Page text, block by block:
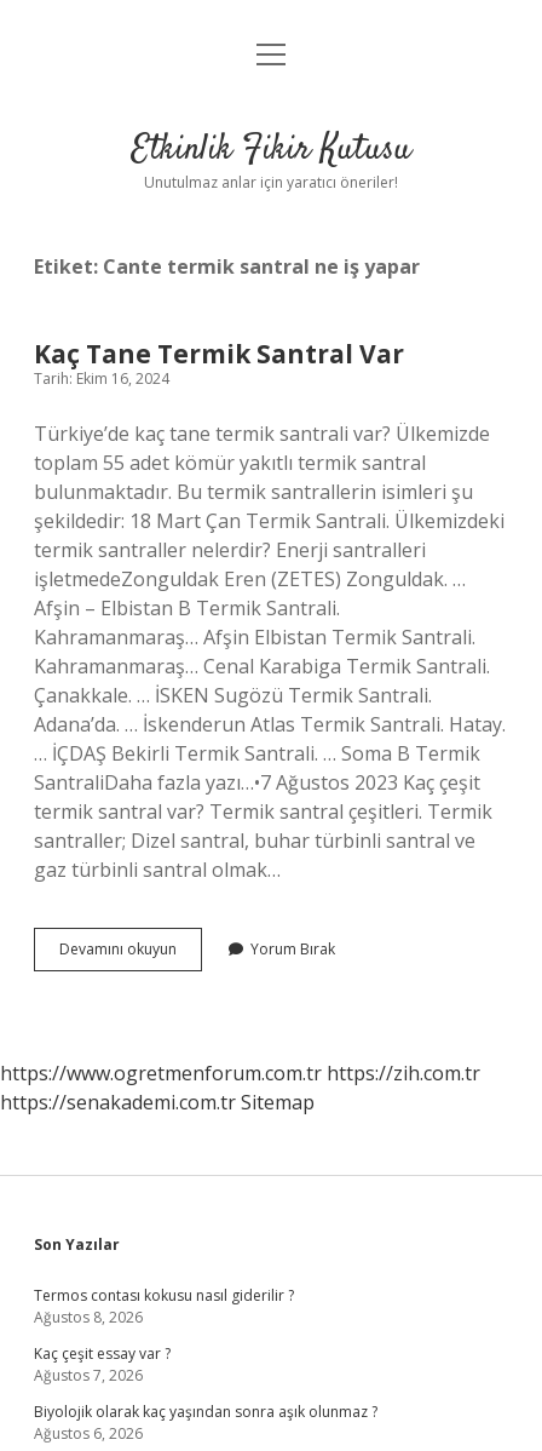
Anasayfa
Yasal Uyarı
menüyü
Etkinlik Fikir Kutusu
Unutulmaz anlar için yaratıcı öneriler!
Etiket: Cante termik santral ne iş yapar
Kaç Tane Termik Santral Var
Tarih: Ekim 16, 2024
Türkiye’de kaç tane termik santrali var? Ülkemizde
toplam 55 adet kömür yakıtlı termik santral
bulunmaktadır. Bu termik santrallerin isimleri şu
şekildedir: 18 Mart Çan Termik Santrali. Ülkemizdeki
termik santraller nelerdir? Enerji santralleri
işletmedeZonguldak Eren (ZETES) Zonguldak. …
Afşin – Elbistan B Termik Santrali.
Kahramanmaraş… Afşin Elbistan Termik Santrali.
Kahramanmaraş… Cenal Karabiga Termik Santrali.
Çanakkale. … İSKEN Sugözü Termik Santrali.
Adana’da. … İskenderun Atlas Termik Santrali. Hatay.
… İÇDAŞ Bekirli Termik Santrali. … Soma B Termik
SantraliDaha fazla yazı…•7 Ağustos 2023 Kaç çeşit
termik santral var? Termik santral çeşitleri. Termik
santraller; Dizel santral, buhar türbinli santral ve
gaz türbinli santral olmak…
Devamını okuyun
Tane
Yorum Bırak
https://www.ogretmenforum.com.tr https://zih.com.tr
https://senakademi.com.trSitemap
Sidebar
Son Yazılar
Termos contası kokusu nasıl giderilir ?
Ağustos 8, 2026
Kaç çeşit essay var ?
Ağustos 7, 2026
Biyolojik olarak kaç yaşından sonra aşık olunmaz ?
Ağustos 6, 2026